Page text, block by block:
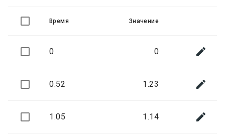
Время Значение
0 0 
0.52 1.23 
1.05 1.14 